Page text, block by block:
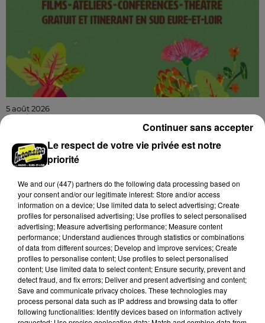
5 août 2026
CHÂTEAUDUN - FESTIVAL ALIMENTERRE :
UNE PAUSE GOURMANDE AUX SAVEURS...
Jeudi 29 octobre et 19 novembre de 9h00 à 13h00,
sur la marché de la place du 18 octobre : Une pause
AlimenTerre.
Le respect de votre vie privée est notre
priorité
We and our (447) partnersdo the following data processing based on
your consent and/or our legitimate interest: Store and/or access
information on a device; Use limited data to select advertising; Create
profiles for personalised advertising; Use profiles to select personalised
advertising; Measure advertising performance; Measure content
performance; Understand audiences through statistics or combinations
of data from different sources; Develop and improve services; Create
profiles to personalise content; Use profiles to select personalised
content; Use limited data to select content; Ensure security, prevent and
detect fraud, and fix errors; Deliver and present advertising and content;
Save and communicate privacy choices. These technologies may
process personal data such as IP address and browsing data to offer
following functionalities: Identify devices based on information actively
Continuer sans accepter